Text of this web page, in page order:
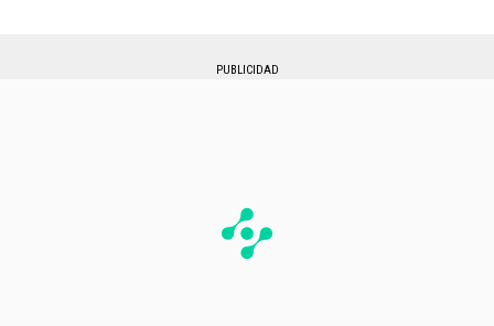
PUBLICIDAD